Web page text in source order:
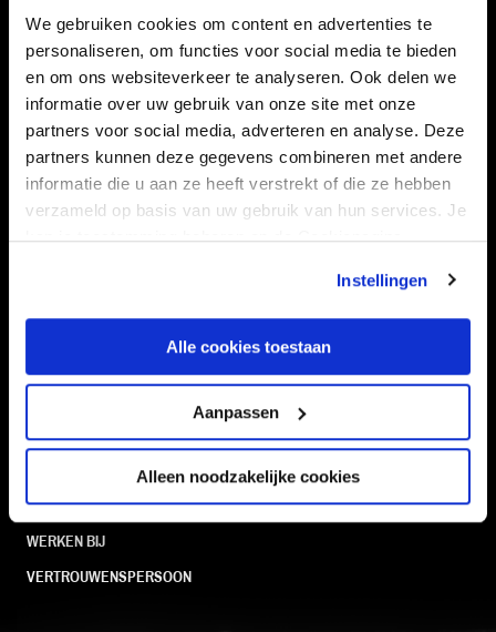
We gebruiken cookies om content en advertenties te
personaliseren, om functies voor social media te bieden
en om ons websiteverkeer te analyseren. Ook delen we
informatie over uw gebruik van onze site met onze
partners voor social media, adverteren en analyse. Deze
partners kunnen deze gegevens combineren met andere
informatie die u aan ze heeft verstrekt of die ze hebben
verzameld op basis van uw gebruik van hun services. Je
kan je toestemming beheren op de Cookiepagina.
Instellingen
Alle cookies toestaan
Aanpassen
Alleen noodzakelijke cookies
Volg ons ook via
Navigeer naar
CLUB
TEAMS
SUPPORTERS
FOUNDATION
KAARTVERKOOP
VEELGESTELDE VRAGEN
CONTACT
WERKEN BIJ
VERTROUWENSPERSOON